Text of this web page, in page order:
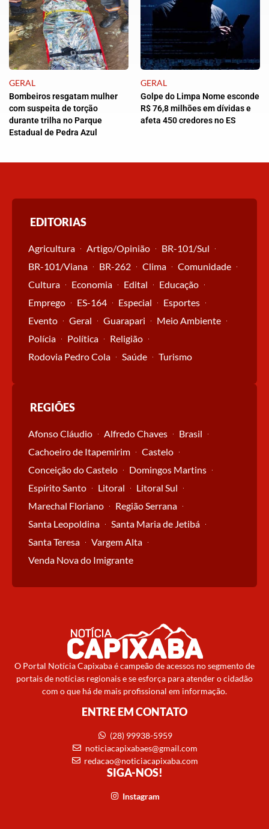
GERAL
Bombeiros resgatam mulher
com suspeita de torção
durante trilha no Parque
Estadual de Pedra Azul
GERAL
Golpe do Limpa Nome esconde
R$ 76,8 milhões em dívidas e
afeta 450 credores no ES
EDITORIAS
Agricultura Artigo/Opinião
BR-101/Sul
BR-101/Viana
BR-262 Clima
Comunidade
Cultura
Economia Edital
Educação
Emprego
ES-164 Especial
Esportes
Evento
Geral Guarapari
Meio Ambiente
Polícia
Política
Religião
Rodovia Pedro Cola
Saúde Turismo
REGIÕES
Afonso Cláudio Alfredo Chaves
Brasil
Cachoeiro de Itapemirim
Castelo
Conceição do Castelo
Domingos Martins
Espírito Santo
Litoral
Litoral Sul
Marechal Floriano
Região Serrana
Santa Leopoldina
Santa Maria de Jetibá
Santa Teresa
Vargem Alta
Venda Nova do Imigrante
O Portal Notícia Capixaba é campeão de acessos no segmento de
portais de notícias regionais e se esforça para atender o cidadão
com o que há de mais profissional em informação.
ENTRE EM CONTATO
(28) 99938-5959
noticiacapixabaes@gmail.com
redacao@noticiacapixaba.com
SIGA-NOS!
Instagram